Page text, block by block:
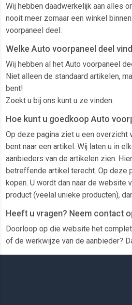
Wij hebben daadwerkelijk aan alles
nooit meer zomaar een winkel
voorpaneel deel.
Welke Auto voorpaneel deel
Wij hebben al het Auto voorpaneel
Niet alleen de standaard artikelen,
bent!
Zoekt u bij ons kunt u ze vinden.
Hoe kunt u goedkoop Auto
Op deze pagina ziet u een overzicht
bent naar een artikel. Wij laten u in
aanbieders van de artikelen zien.
betreffende artikel terecht. Op deze
kopen. U wordt dan naar de website
product (veelal unieke producten),
Heeft u vragen? Neem contact
Doorloop op die website het
of de werkwijze van de aanbieder?